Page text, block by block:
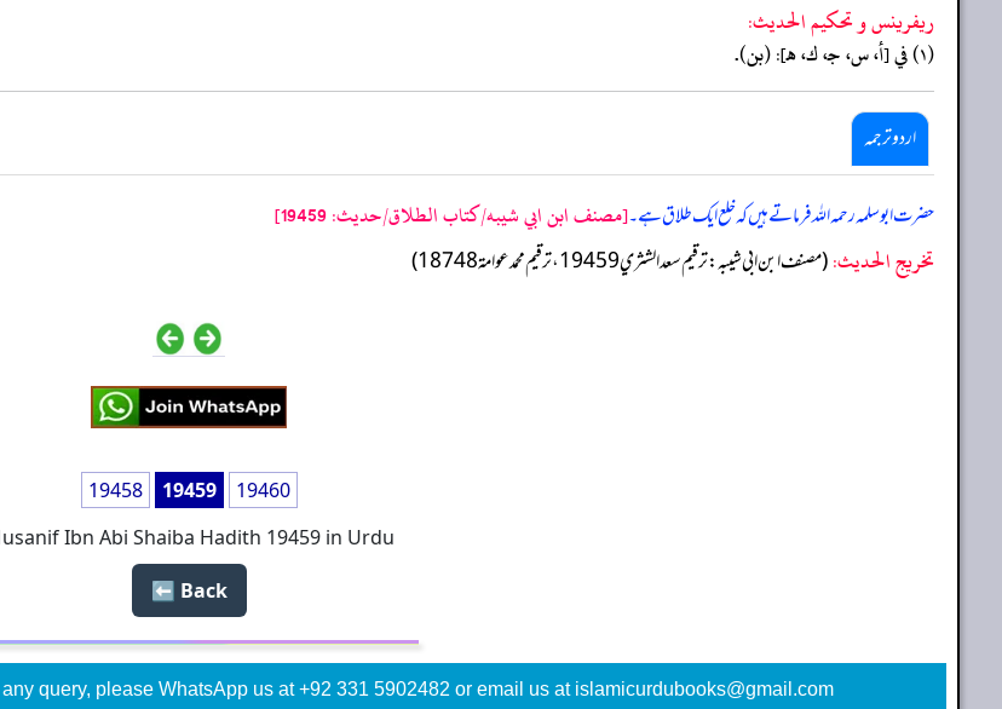
ريفرينس و تحكيم الحدیث:
(١) في [أ، س، جـ، ك، هـ]: (بن).
اردو ترجمہ
حضرت ابو سلمہ رحمہ اللہ فرماتے ہیں کہ خلع ایک طلاق ہے۔[مصنف ابن ابي شيبه/كتاب الطلاق/حدیث: 19459]
تخریج الحدیث:(مصنف ابن ابي شيبه: ترقيم سعد الشثري 19459، ترقيم محمد عوامة 18748)
19458 19459
19460
Ibn Abi Shaiba Hadith 19459 in Urdu
Back ⬅️
query, please WhatsApp us at +92 331 5902482 or email us at islamicurdubooks@gmail.com